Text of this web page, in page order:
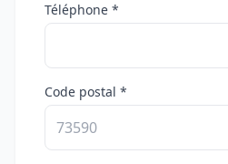
Téléphone *
Code postal *